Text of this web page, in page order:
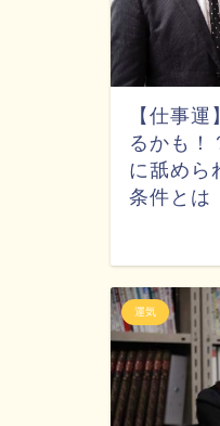
【仕事
るかも！
に舐めら
条件とは
運気